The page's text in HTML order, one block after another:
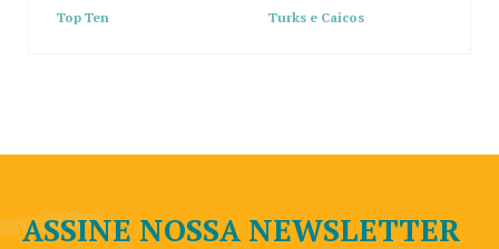
Top Ten
Turks e Caicos
ASSINE NOSSA NEWSLETTER